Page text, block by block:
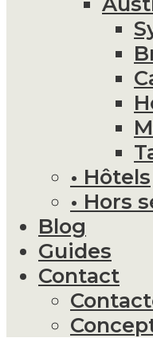
• Hôtels
• Hors
Blog
Guides
Contact